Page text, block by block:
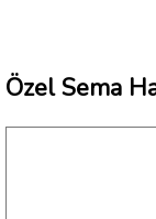
Özel Sema